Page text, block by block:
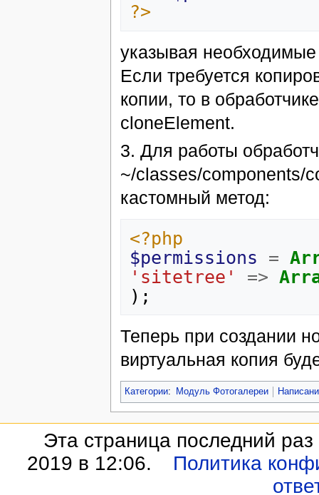
?>
указывая
Если требуется
копии, то в
cloneElement.
3. Для работы
~/classes/components/
кастомный метод:
<?php
$permissions
=
'sitetree'
=>
);
Теперь при создании
виртуальная копия
Категории: Модуль Фотогалереи
Эта страница последний
2019 в 12:06.
Политика